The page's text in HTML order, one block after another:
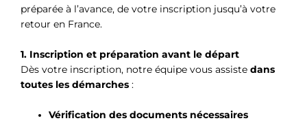
préparée à l’avance, de votre inscription jusqu’à votre
retour en France.
1. Inscription et préparation avant le départ
Dès votre inscription, notre équipe vous assiste dans
toutes les démarches :
Vérification des documents nécessaires